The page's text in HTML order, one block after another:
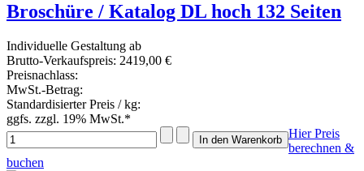
Broschüre / Katalog DL hoch 132 Seiten
Individuelle Gestaltung ab
Brutto-Verkaufspreis: 2419,00 €
Preisnachlass:
MwSt.-Betrag:
Standardisierter Preis / kg:
ggfs. zzgl. 19% MwSt.*
Hier Preis
berechnen &
buchen